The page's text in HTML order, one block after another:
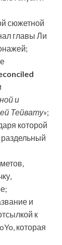
сюжетной
главы Ли
и
Тейвату»;
которой
раздельный
и
к
которая